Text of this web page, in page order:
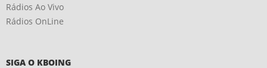
Rádios Ao Vivo
Rádios OnLine
SIGA O KBOING